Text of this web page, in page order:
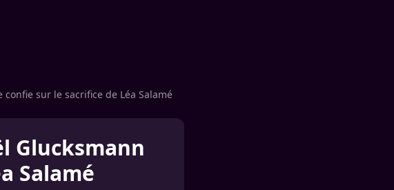
confie sur le sacrifice de Léa Salamé
Glucksmann
Salamé